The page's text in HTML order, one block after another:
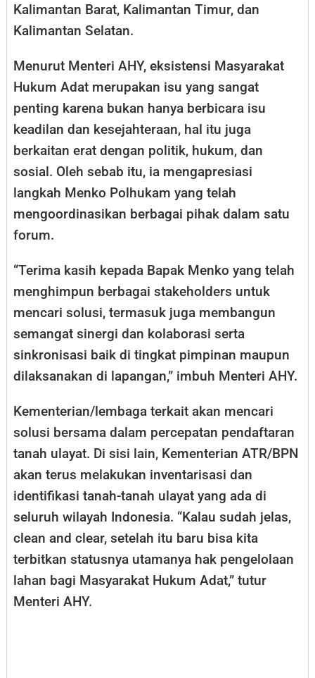
Kalimantan Barat, Kalimantan Timur, dan
Kalimantan Selatan.
Menurut Menteri AHY, eksistensi Masyarakat
Hukum Adat merupakan isu yang sangat
penting karena bukan hanya berbicara isu
keadilan dan kesejahteraan, hal itu juga
berkaitan erat dengan politik, hukum, dan
sosial. Oleh sebab itu, ia mengapresiasi
langkah Menko Polhukam yang telah
mengoordinasikan berbagai pihak dalam satu
forum.
“Terima kasih kepada Bapak Menko yang telah
menghimpun berbagai stakeholders untuk
mencari solusi, termasuk juga membangun
semangat sinergi dan kolaborasi serta
sinkronisasi baik di tingkat pimpinan maupun
dilaksanakan di lapangan,” imbuh Menteri AHY.
Kementerian/lembaga terkait akan mencari
solusi bersama dalam percepatan pendaftaran
tanah ulayat. Di sisi lain, Kementerian ATR/BPN
akan terus melakukan inventarisasi dan
identifikasi tanah-tanah ulayat yang ada di
seluruh wilayah Indonesia. “Kalau sudah jelas,
clean and clear, setelah itu baru bisa kita
terbitkan statusnya utamanya hak pengelolaan
lahan bagi Masyarakat Hukum Adat,” tutur
Menteri AHY.